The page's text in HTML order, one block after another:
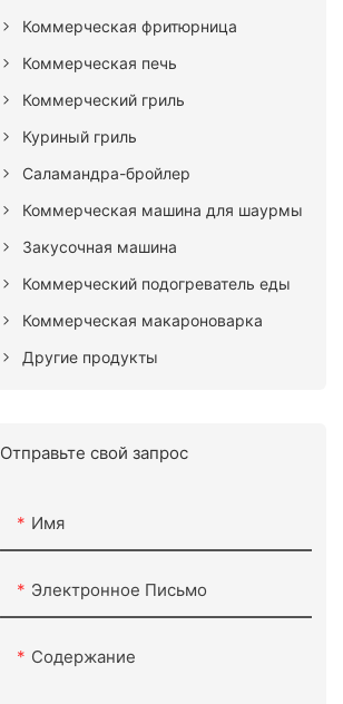
Коммерческая фритюрница
Коммерческая печь
Коммерческий гриль
Куриный гриль
Саламандра-бройлер
Коммерческая машина для шаурмы
Закусочная машина
Коммерческий подогреватель еды
Коммерческая макароноварка
Другие продукты
Отправьте свой запрос
Имя
Электронное Письмо
Содержание